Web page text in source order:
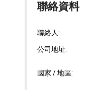
聯絡資料
聯絡人:
公司地址:
國家 / 地區: